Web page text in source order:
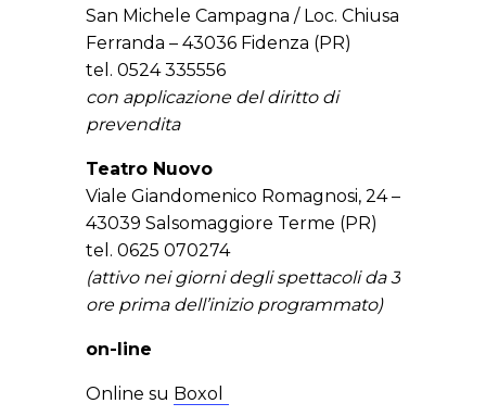
San Michele Campagna / Loc. Chiusa
Ferranda – 43036 Fidenza (PR)
tel. 0524 335556
con applicazione del diritto di
prevendita
Teatro Nuovo
Viale Giandomenico Romagnosi, 24 –
43039 Salsomaggiore Terme (PR)
tel. 0625 070274
(attivo nei giorni degli spettacoli da 3
ore prima dell’inizio programmato)
on-line
Online su Boxol